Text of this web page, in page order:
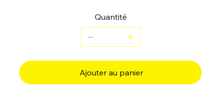
Quantité
Ajouter au panier